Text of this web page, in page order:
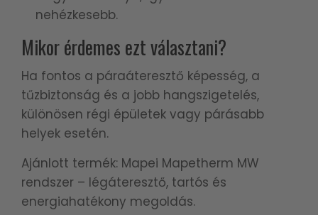
nehézkesebb.
Mikor érdemes ezt választani?
Ha fontos a páraáteresztő képesség, a
tűzbiztonság és a jobb hangszigetelés,
különösen régi épületek vagy párásabb
helyek esetén.
Ajánlott termék: Mapei Mapetherm MW
rendszer – légáteresztő, tartós és
energiahatékony megoldás.